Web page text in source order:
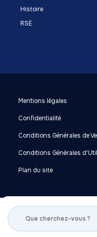
Histoire
RSE
Mentions légales
Confidentialité
Conditions Générales de
Conditions Générales
Plan du site